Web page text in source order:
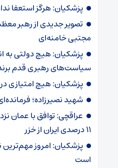
پزشکیان: هرگز استعفا
تصویر جدیدی از رهبر
مجتبی خامنه‌ای
پزشکیان: هیچ دولتی به
سیاست‌های رهبری قدم
پزشکیان: هیچ امتیازی
شهید نصیرزاده؛
عراقچی: توافق با
۱۱ درصدی ایران از خزر
پزشکیان: امروز
است